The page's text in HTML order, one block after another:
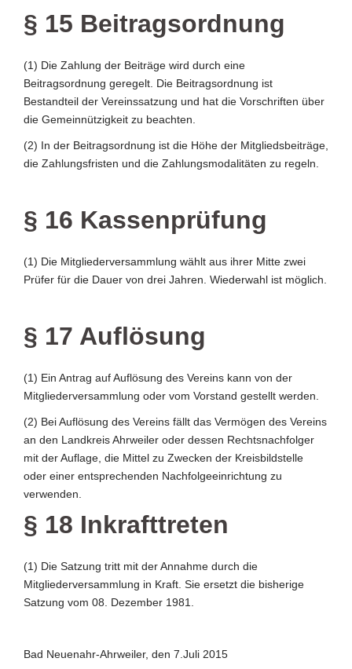
§ 15 Beitragsordnung
(1) Die Zahlung der Beiträge wird durch eine
Beitragsordnung geregelt. Die Beitragsordnung ist
Bestandteil der Vereinssatzung und hat die Vorschriften über
die Gemeinnützigkeit zu beachten.
(2) In der Beitragsordnung ist die Höhe der Mitgliedsbeiträge,
die Zahlungsfristen und die Zahlungsmodalitäten zu regeln.
§ 16 Kassenprüfung
(1) Die Mitgliederversammlung wählt aus ihrer Mitte zwei
Prüfer für die Dauer von drei Jahren. Wiederwahl ist möglich.
§ 17 Auflösung
(1) Ein Antrag auf Auflösung des Vereins kann von der
Mitgliederversammlung oder vom Vorstand gestellt werden.
(2) Bei Auflösung des Vereins fällt das Vermögen des Vereins
an den Landkreis Ahrweiler oder dessen Rechtsnachfolger
mit der Auflage, die Mittel zu Zwecken der Kreisbildstelle
oder einer entsprechenden Nachfolgeeinrichtung zu
verwenden.
§ 18 Inkrafttreten
(1) Die Satzung tritt mit der Annahme durch die
Mitgliederversammlung in Kraft. Sie ersetzt die bisherige
Satzung vom 08. Dezember 1981.
Bad Neuenahr-Ahrweiler, den 7.Juli 2015